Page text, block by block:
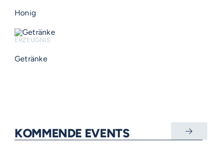
Honig
ERZEUGNIS
Getränke
KOMMENDE EVENTS